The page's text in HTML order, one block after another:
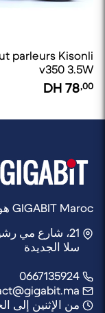
parleurs Kisonli
v350 3.5W
78,00
GIGABIT Maroc هو متجر تديره شركة Rocket Web
21، شارع مي رشيد، بلوك A، متجر 6,
سلا الجديدة
من الإثنين إلى الجمعة / 10:30